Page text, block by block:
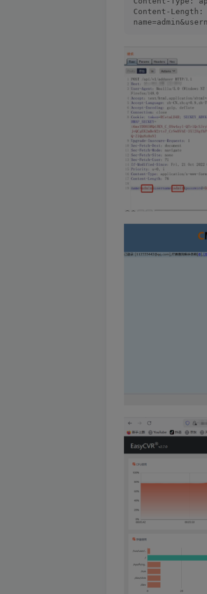
Content-Length: